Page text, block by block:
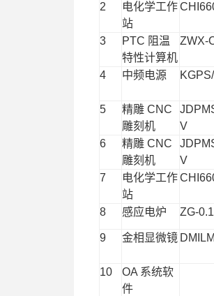
2
电化学工作
站
3 PTC 阻温
特性计算机
ZWX-
4 中频电源
5 精雕 CNC
雕刻机
V
6
精雕 CNC
雕刻机
V
7
电化学工作
站
8 感应电炉 ZG-0.1
9 金相显微镜
10 OA 系统软
件